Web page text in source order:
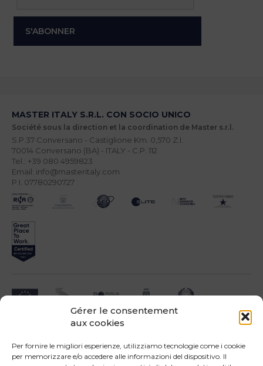
Gérer le consentement
aux cookies
Per fornire le migliori esperienze, utilizziamo tecnologie come i cookie
per memorizzare e/o accedere alle informazioni del dispositivo. Il
MASTER ITALY S.R.L. CON SOCIO UNICO
Société sous la direction et la coordination de Master s.r.l.
S.P.37 Conversano - Castiglione Km. 0,570 Z.I.
70014 Conversano (BA) - ITALY - C.P. 112
Tel.: +39 080 4959823
Email: info@masteritaly.com
P.I. 07780290727
Impresa beneficiari ai sensi dell'Avviso INNOPROCESS - interventi di supporto a